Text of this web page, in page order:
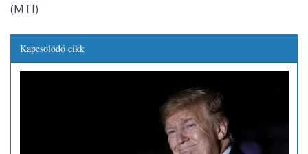
(MTI)
Kapcsolódó cikk